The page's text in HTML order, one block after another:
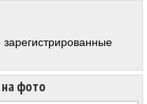
фото
зарегистрированные